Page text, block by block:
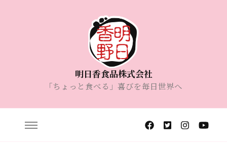
明日香食品株式会社
「ちょっと食べる」喜びを毎日世界へ